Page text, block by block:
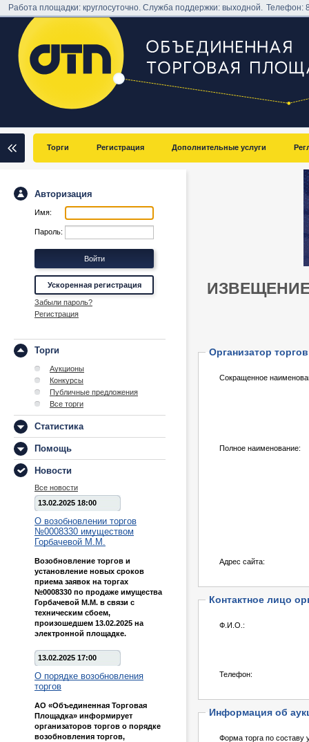
Работа площадки: круглосуточно. Служба поддержки: выходной.Телефон:
Торги Регистрация Дополнительные услуги
Авторизация
Имя:
Пароль:
Ускоренная регистрация
Забыли пароль?
Регистрация
Торги
Аукционы
Конкурсы
Публичные предложения
Все торги
Статистика
Помощь
Новости
Все новости
13.02.2025 18:00
О возобновлении торгов
№0008330 имуществом
Горбачевой М.М.
Возобновление торгов и
установление новых сроков
приема заявок на торгах
№0008330 по продаже имущества
Горбачевой М.М. в связи с
техническим сбоем,
произошедшем 13.02.2025 на
электронной площадке.
13.02.2025 17:00
О порядке возобновления
торгов
АО «Объединенная Торговая
Площадка» информирует
организаторов торгов о порядке
возобновления торгов,
Организатор торгов
Сокращенное
Полное наименование:
Адрес сайта:
Контактное лицо
Ф.И.О.:
Телефон:
Информация об
Форма торга по составу